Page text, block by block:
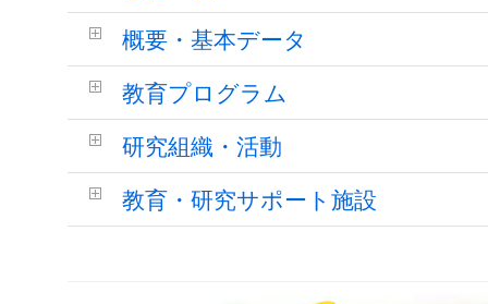
概要・基本データ
教育プログラム
研究組織・活動
教育・研究サポート施設